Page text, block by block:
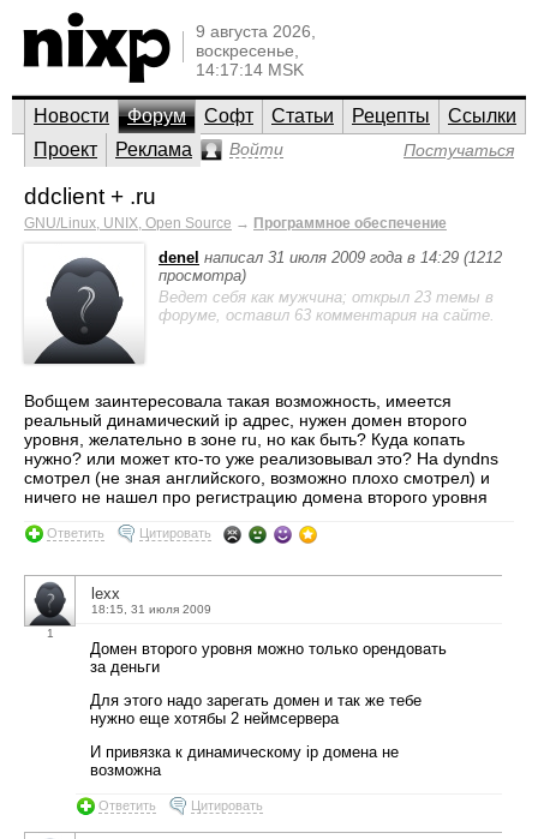
9 августа 2026,
воскресенье,
14:17:14 MSK
Новости Форум Софт Статьи Рецепты
Ссылки
Проект
Реклама Войти Постучаться
ddclient + .ru
GNU/Linux, UNIX, Open Source → Программное обеспечение
denel написал 31 июля 2009 года в 14:29 (1212
просмотра)
Ведет себя как мужчина; открыл 23 темы в
форуме, оставил 63 комментария на сайте.
Вобщем заинтересовала такая возможность, имеется
реальный динамический ip адрес, нужен домен второго
уровня, желательно в зоне ru, но как быть? Куда копать
нужно? или может кто-то уже реализовывал это? На dyndns
смотрел (не зная английского, возможно плохо смотрел) и
ничего не нашел про регистрацию домена второго уровня
Ответить Цитировать
1
lexx
18:15, 31 июля 2009
Домен второго уровня можно только орендовать
за деньги
Для этого надо зарегать домен и так же тебе
нужно еще хотябы 2 неймсервера
И привязка к динамическому ip домена не
возможна
Ответить Цитировать